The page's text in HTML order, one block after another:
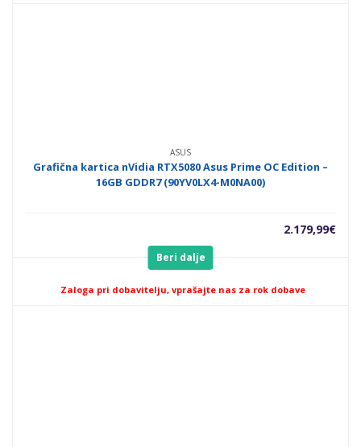
ASUS
Grafična kartica nVidia RTX5080 Asus Prime OC Edition –
16GB GDDR7 (90YV0LX4-M0NA00)
2.179,99€
Beri dalje
Zaloga pri dobavitelju, vprašajte nas za rok dobave